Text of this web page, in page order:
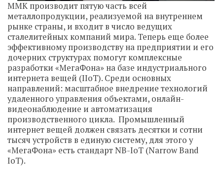
ММК производит пятую часть всей
металлопродукции, реализуемой на внутреннем
рынке страны, и входит в число ведущих
сталелитейных компаний мира. Теперь еще более
эффективному производству на предприятии и его
дочерних структурах помогут комплексные
разработки «МегаФона» на базе индустриального
интернета вещей (IIoT). Среди основных
направлений: масштабное внедрение технологий
удаленного управления объектами, онлайн-
видеонаблюдение и автоматизация
производственного цикла. Промышленный
интернет вещей должен связать десятки и сотни
тысяч устройств в единую систему, для этого у
«МегаФона» есть стандарт NB-IoT (Narrow Band
IoT).